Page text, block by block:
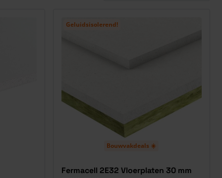
Bouwvakdeals ☀️
Geluidsisolerend!
Fermacell 2E32 Vloerplaten 30 mm